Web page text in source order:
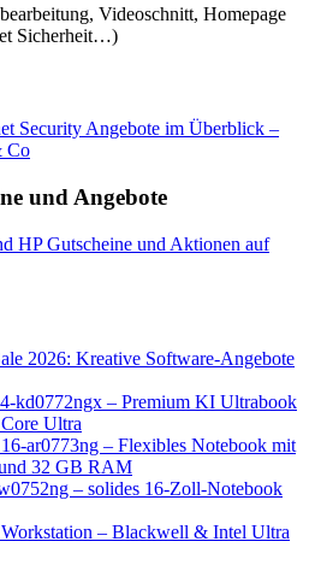
Videoschnitt, Homepage
Sicherheit…)
Security Angebote im Überblick –
Co
und Angebote
HP Gutscheine und Aktionen auf
2026: Kreative Software-Angebote
kd0772ngx – Premium KI Ultrabook
Ultra
ar0773ng – Flexibles Notebook mit
32 GB RAM
– solides 16-Zoll-Notebook
– Blackwell & Intel Ultra